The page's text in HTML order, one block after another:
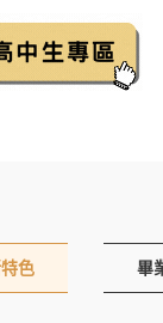
色 畢